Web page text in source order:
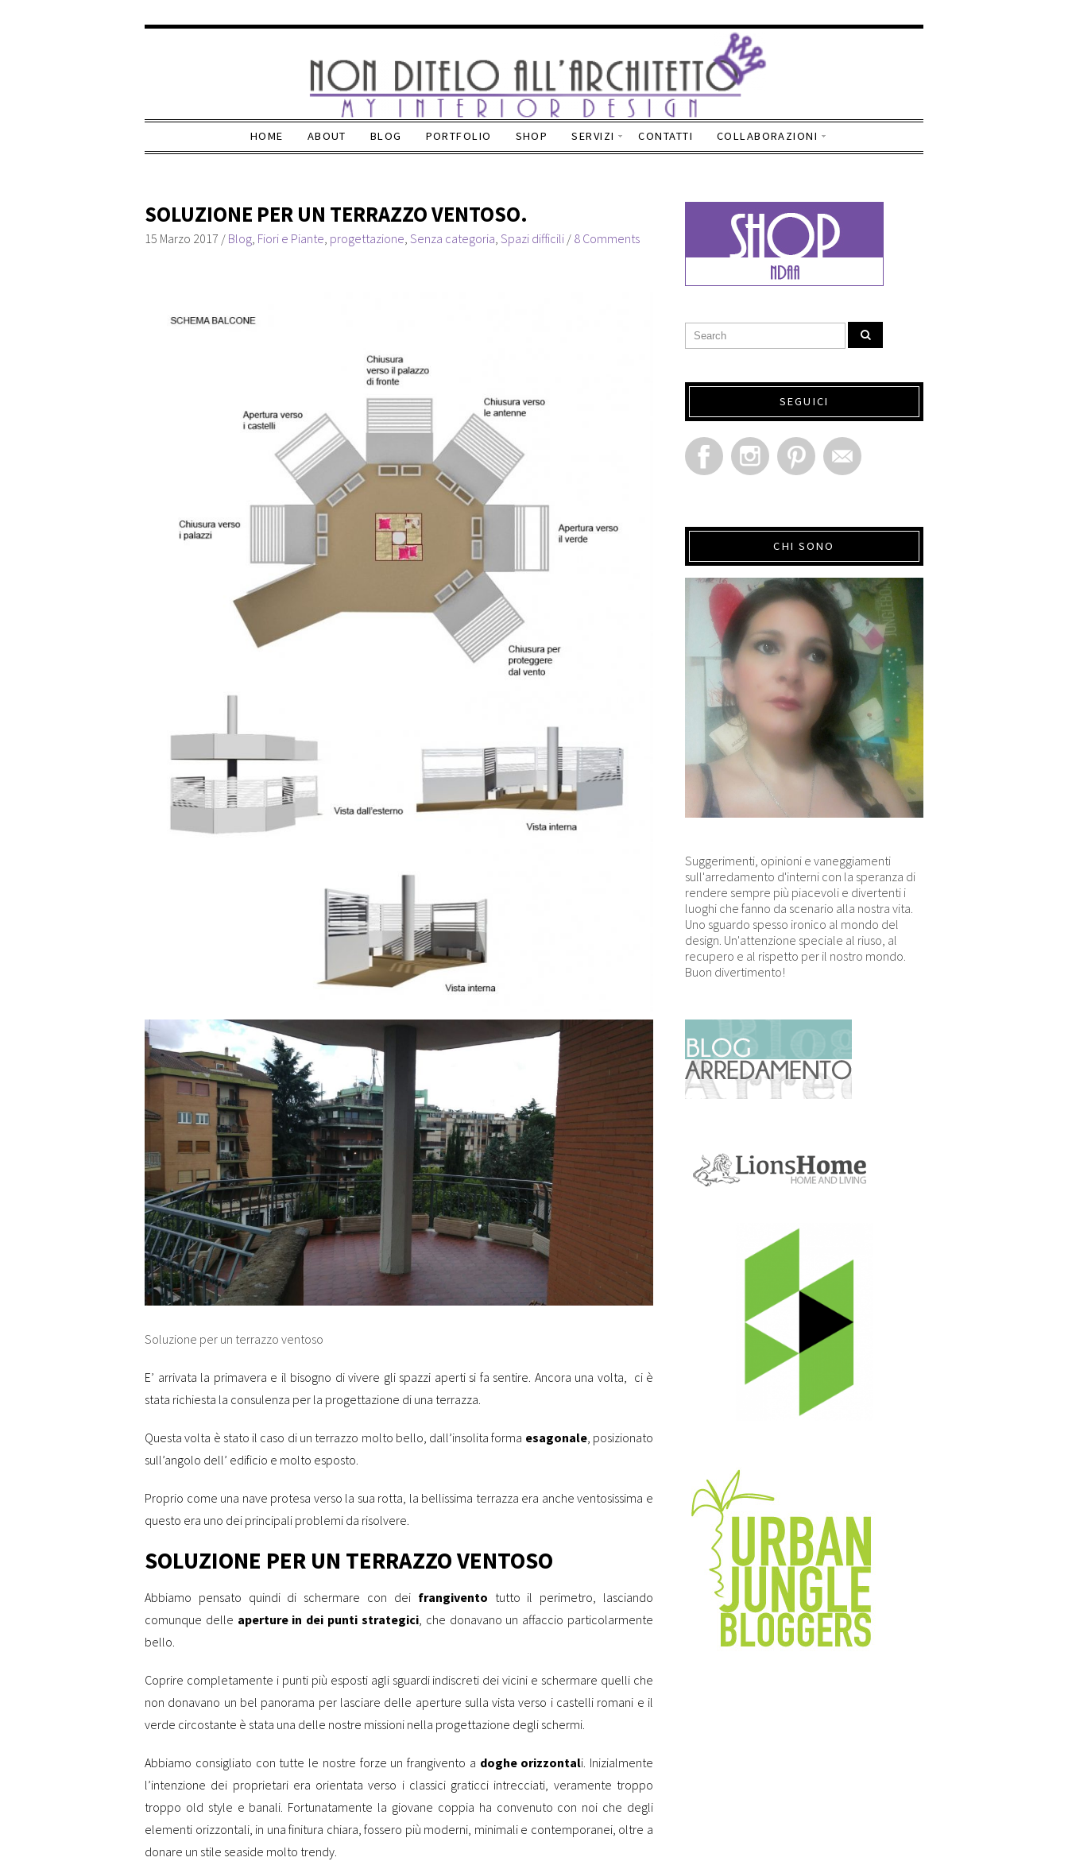
HOME ABOUT BLOG PORTFOLIO SHOP SERVIZI CONTATTI COLLABORAZIONI
SOLUZIONE PER UN TERRAZZO VENTOSO.
15 Marzo 2017 / Blog, Fiori e Piante, progettazione, Senza categoria, Spazi difficili / 8 Comments
Soluzione per un terrazzo ventoso
E’ arrivata la primavera e il bisogno di vivere gli spazzi aperti si fa sentire. Ancora una volta, ci è
stata richiesta la consulenza per la progettazione di una terrazza.
Questa volta è stato il caso di un terrazzo molto bello, dall’insolita forma esagonale, posizionato
sull’angolo dell’ edificio e molto esposto.
Proprio come una nave protesa verso la sua rotta, la bellissima terrazza era anche ventosissima e
questo era uno dei principali problemi da risolvere.
SOLUZIONE PER UN TERRAZZO VENTOSO
Abbiamo pensato quindi di schermare con dei frangivento tutto il perimetro, lasciando
comunque delle aperture in dei punti strategici, che donavano un affaccio particolarmente
bello.
Coprire completamente i punti più esposti agli sguardi indiscreti dei vicini e schermare quelli che
non donavano un bel panorama per lasciare delle aperture sulla vista verso i castelli romani e il
verde circostante è stata una delle nostre missioni nella progettazione degli schermi.
Abbiamo consigliato con tutte le nostre forze un frangivento a doghe orizzontali. Inizialmente
l’intenzione dei proprietari era orientata verso i classici graticci intrecciati, veramente troppo
troppo old style e banali. Fortunatamente la giovane coppia ha convenuto con noi che degli
elementi orizzontali, in una finitura chiara, fossero più moderni, minimali e contemporanei, oltre a
donare un stile seaside molto trendy.
SEGUICI
CHI SONO
Suggerimenti, opinioni e vaneggiamenti
sull'arredamento d'interni con la speranza di
rendere sempre più piacevoli e divertenti i
luoghi che fanno da scenario alla nostra vita.
Uno sguardo spesso ironico al mondo del
design. Un'attenzione speciale al riuso, al
recupero e al rispetto per il nostro mondo.
Buon divertimento!